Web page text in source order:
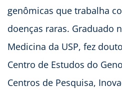
genômicas que trabalha
doenças raras. Graduado
Medicina da USP, fez
Centro de Estudos do
Centros de Pesquisa,